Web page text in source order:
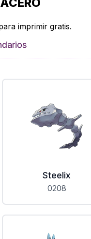
imprimir gratis.
Steelix
0208